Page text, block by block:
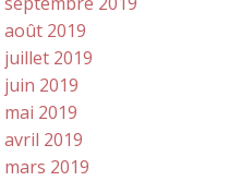
août 2019
juillet 2019
juin 2019
mai 2019
avril 2019
mars 2019